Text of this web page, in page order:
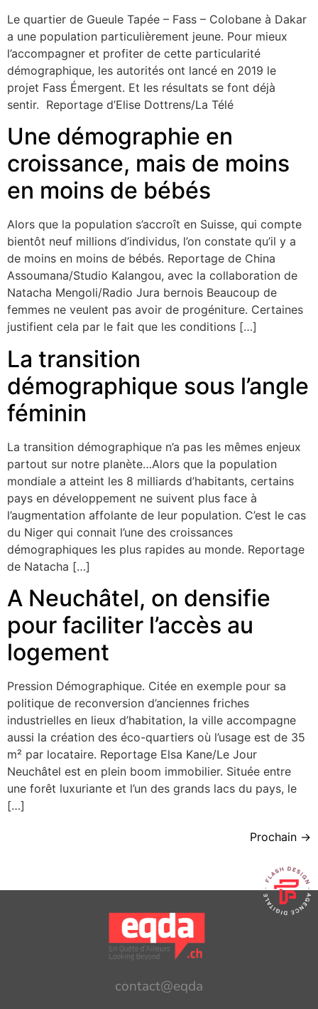
Le quartier de Gueule Tapée – Fass – Colobane à Dakar
a une population particulièrement jeune. Pour mieux
l’accompagner et profiter de cette particularité
démographique, les autorités ont lancé en 2019 le
projet Fass Émergent. Et les résultats se font déjà
sentir. Reportage d’Elise Dottrens/La Télé
Une démographie en
croissance, mais de moins
en moins de bébés
Alors que la population s’accroît en Suisse, qui compte
bientôt neuf millions d’individus, l’on constate qu’il y a
de moins en moins de bébés. Reportage de China
Assoumana/Studio Kalangou, avec la collaboration de
Natacha Mengoli/Radio Jura bernois Beaucoup de
femmes ne veulent pas avoir de progéniture. Certaines
justifient cela par le fait que les conditions […]
La transition
démographique sous l’angle
féminin
La transition démographique n’a pas les mêmes enjeux
partout sur notre planète…Alors que la population
mondiale a atteint les 8 milliards d’habitants, certains
pays en développement ne suivent plus face à
l’augmentation affolante de leur population. C’est le cas
du Niger qui connait l’une des croissances
démographiques les plus rapides au monde. Reportage
de Natacha […]
A Neuchâtel, on densifie
pour faciliter l’accès au
logement
Pression Démographique. Citée en exemple pour sa
politique de reconversion d’anciennes friches
industrielles en lieux d’habitation, la ville accompagne
aussi la création des éco-quartiers où l’usage est de 35
m² par locataire. Reportage Elsa Kane/Le Jour
Neuchâtel est en plein boom immobilier. Située entre
une forêt luxuriante et l’un des grands lacs du pays, le
[…]
Prochain →
contact@eqda